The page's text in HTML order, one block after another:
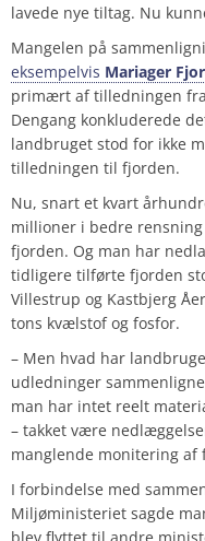
lavede nye tiltag. Nu
Mangelen på
eksempelvis Mariager
primært af tilledningen
Dengang konkluderede
landbruget stod for ikke
tilledningen til fjorden.
Nu, snart et kvart
millioner i bedre
fjorden. Og man har
tidligere tilførte fjorden
Villestrup og Kastbjerg
tons kvælstof og fosfor.
– Men hvad har
udledninger
man har intet reelt
– takket være
manglende monitering af
I forbindelse med
Miljøministeriet sagde
blev flyttet til andre